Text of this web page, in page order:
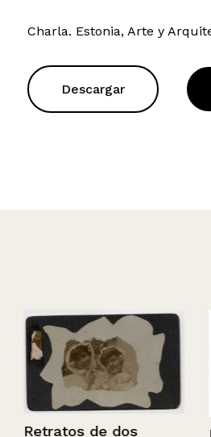
Charla. Estonia, Arte y
Descargar
Retratos de dos